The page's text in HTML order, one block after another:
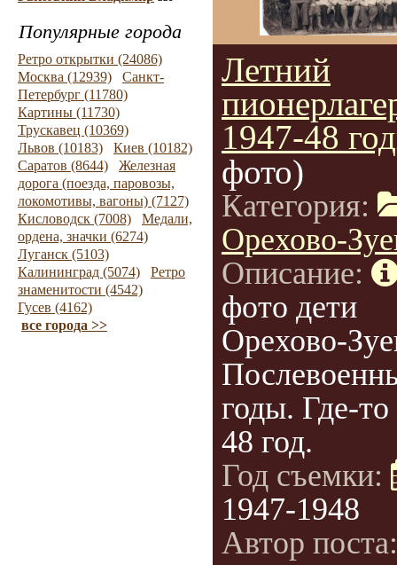
Популярные города
Ретро открытки (24086)
Москва (12939)
Санкт-
Петербург (11780)
Картины (11730)
Трускавец (10369)
Львов (10183)
Киев (10182)
Саратов (8644)
Железная
дорога (поезда, паровозы,
локомотивы, вагоны) (7127)
Кисловодск (7008)
Медали,
ордена, значки (6274)
Луганск (5103)
Калининград (5074)
Ретро
знаменитости (4542)
Гусев (4162)
все города >>
Летний
1947-48
фото)
Категория:
Орехово-
Описание:
фото дети
Орехово-
годы. Где-
48 год.
Год съемки:
1947-1948
Автор